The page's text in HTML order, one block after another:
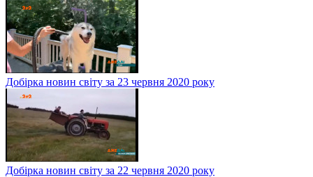
Добірка новин світу за 23 червня 2020 року
Добірка новин світу за 22 червня 2020 року